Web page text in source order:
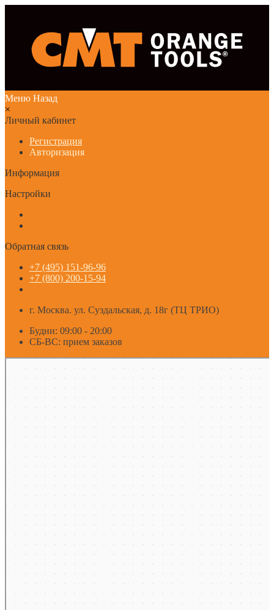
Меню Назад
×
Личный кабинет
Регистрация
Авторизация
Информация
Настройки
Обратная связь
+7 (495) 151-96-96
+7 (800) 200-15-94
г. Москва. ул. Суздальская, д. 18г (ТЦ ТРИО)
Будни: 09:00 - 20:00
СБ-ВС: прием заказов